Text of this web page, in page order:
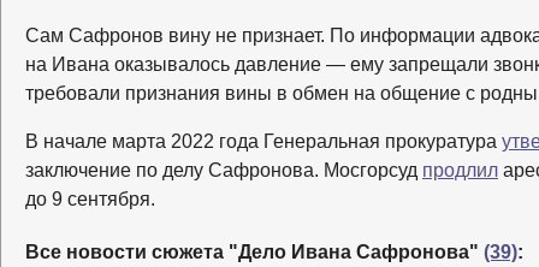
Сам Сафронов вину не признает. По информации
на Ивана оказывалось давление — ему запрещали
требовали признания вины в обмен на общение с
В начале марта 2022 года Генеральная прокуратура
заключение по делу Сафронова. Мосгорсуд продлил
до 9 сентября.
Все новости сюжета "Дело Ивана Сафронова" (39):